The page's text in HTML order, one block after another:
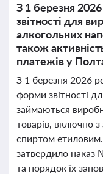
З 1 березня
звітності для
алкогольних
також
платежів у
З 1 березня 2026
форми звітності
займаються
товарів, включно
спиртом етиловим.
затвердило наказ
та порядок їх